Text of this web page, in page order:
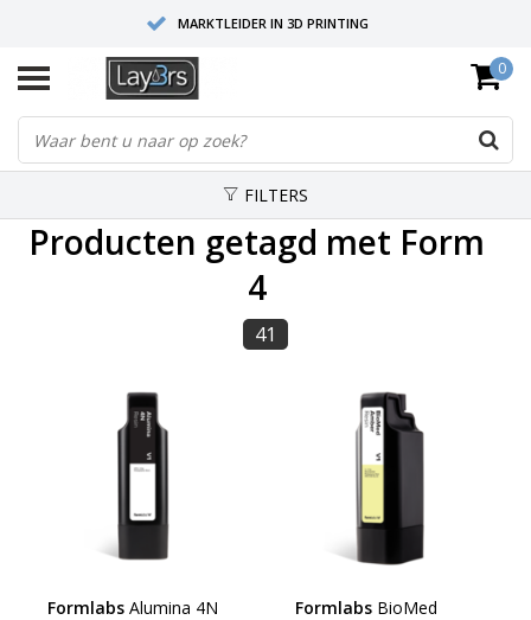
MARKTLEIDER IN 3D PRINTING
HOOGWAARDIGE SERVICE EN SUPPORT
FYSIEKE SHOWROOMS
0
FILTERS
Producten getagd met Form
4
41
Formlabs Alumina 4N
Formlabs BioMed